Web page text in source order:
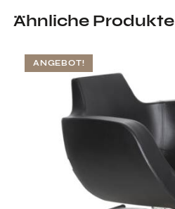
Ähnliche Produkte
ANGEBOT!